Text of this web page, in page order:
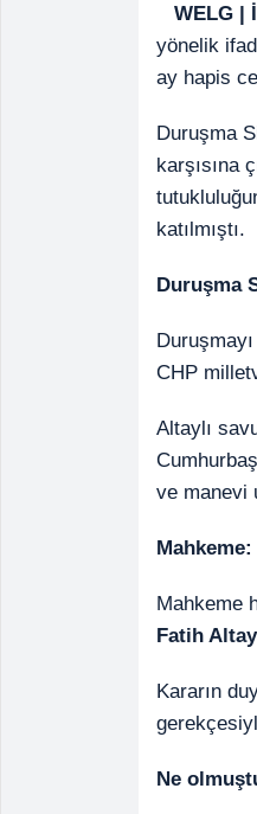
WELG |
yönelik
ay hapis
Duruşma
karşısına
katılmıştı.
Duruşma
CHP
Altaylı
ve manevi
Mahkeme
Fatih
Kararın
Ne